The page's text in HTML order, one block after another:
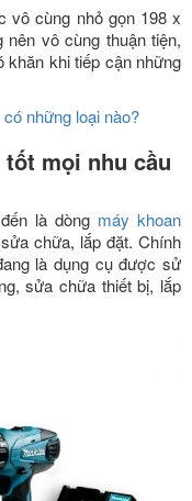
vô cùng nhỏ gọn 198 x
vô cùng thuận tiện,
khăn khi tiếp cận những
những loại nào?
tốt mọi nhu cầu
là dòng máy khoan
chữa, lắp đặt. Chính
là dụng cụ được sử
sửa chữa thiết bị, lắp